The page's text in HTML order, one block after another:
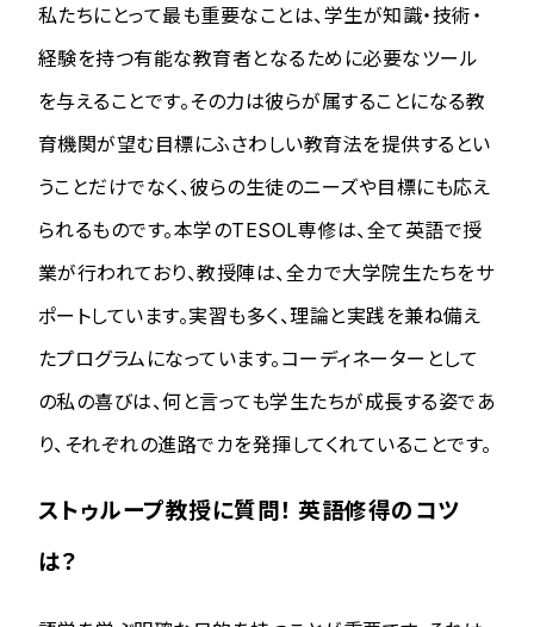
私たちにとって最も重要なことは、学生が知識・技術・
経験を持つ有能な教育者となるために必要なツール
を与えることです。その力は彼らが属することになる教
育機関が望む目標にふさわしい教育法を提供するとい
うことだけでなく、彼らの生徒のニーズや目標にも応え
られるものです。本学のTESOL専修は、全て英語で授
業が行われており、教授陣は、全カで大学院生たちをサ
ポートしています。実習も多く、理論と実践を兼ね備え
たプログラムになっています。コーディネーターとして
の私の喜びは、何と言っても学生たちが成長する姿であ
り、それぞれの進路でカを発揮してくれていることです。
ストゥループ教授に質問！ 英語修得のコツ
は？